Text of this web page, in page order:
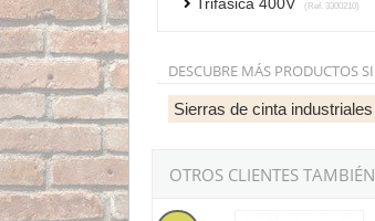
(Ref. 3300210)
DESCUBRE MÁS PRODUCTOS
Sierras de cinta industriales
OTROS CLIENTES
Sierra fija de cinta metálica